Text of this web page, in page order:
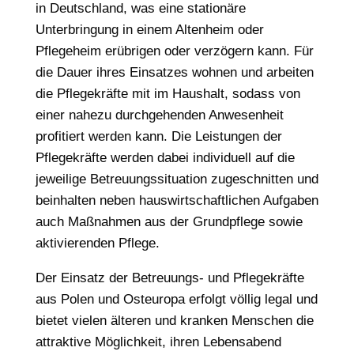
in Deutschland, was eine stationäre
Unterbringung in einem Altenheim oder
Pflegeheim erübrigen oder verzögern kann. Für
die Dauer ihres Einsatzes wohnen und arbeiten
die Pflegekräfte mit im Haushalt, sodass von
einer nahezu durchgehenden Anwesenheit
profitiert werden kann. Die Leistungen der
Pflegekräfte werden dabei individuell auf die
jeweilige Betreuungssituation zugeschnitten und
beinhalten neben hauswirtschaftlichen Aufgaben
auch Maßnahmen aus der Grundpflege sowie
aktivierenden Pflege.
Der Einsatz der Betreuungs- und Pflegekräfte
aus Polen und Osteuropa erfolgt völlig legal und
bietet vielen älteren und kranken Menschen die
attraktive Möglichkeit, ihren Lebensabend